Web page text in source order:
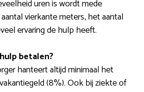
uren is wordt mede
vierkante meters, het aantal
ervaring de hulp heeft.
betalen?
hanteert altijd minimaal het
(8%). Ook bij ziekte of